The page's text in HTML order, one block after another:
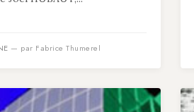
— par Fabrice Thumerel